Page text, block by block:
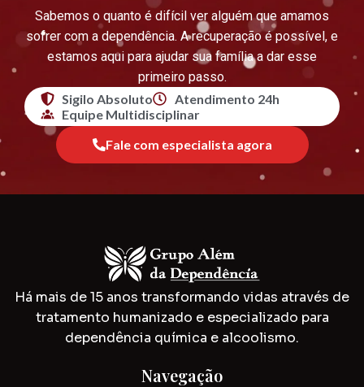
Sabemos o quanto é difícil ver alguém que amamos
sofrer com a dependência. A recuperação é possível, e
estamos aqui para ajudar sua família a dar esse
primeiro passo.
Sigilo Absoluto
Atendimento 24h
Equipe Multidisciplinar
Fale com especialista agora
Há mais de 15 anos transformando vidas através de
tratamento humanizado e especializado para
dependência química e alcoolismo.
Navegação